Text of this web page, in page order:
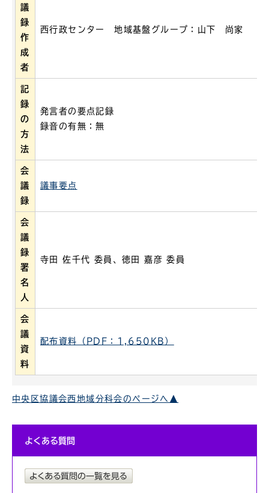
議
録
作
成
者
西行政センター 地域基盤グループ：山下 尚家
記
録
の
方
法
発言者の要点記録
録音の有無：無
会
議
録
議事要点
会
議
録
署
名
人
寺田 佐千代 委員、徳田 嘉彦 委員
会
議
資
料
配布資料（PDF：1,650KB）
中央区協議会西地域分科会のページへ▲
よくある質問